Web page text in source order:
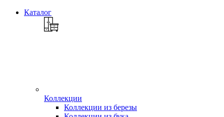
Каталог
Коллекции
Коллекции из березы